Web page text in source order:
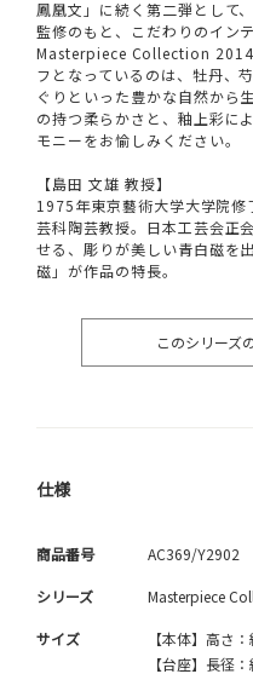
鳳凰文」に続く第二弾として
監修のもと、こだわりのイン
Masterpiece Collection 2014
フとなっているのは、牡丹、
ぐりといった豊かな自然から
の持つ柔らかさと、釉上彩に
モニーをお愉しみください。
【島田 文雄 教授】
1975年東京藝術大学大学院
芸科陶芸教授。日本工芸会正
せる、彫りが美しい青白磁を
磁」が作品の特長。
このシリーズ
仕様
商品番号 AC369/Y2902
シリーズ Masterpiece
サイズ
【本体】高さ
【台座】長径